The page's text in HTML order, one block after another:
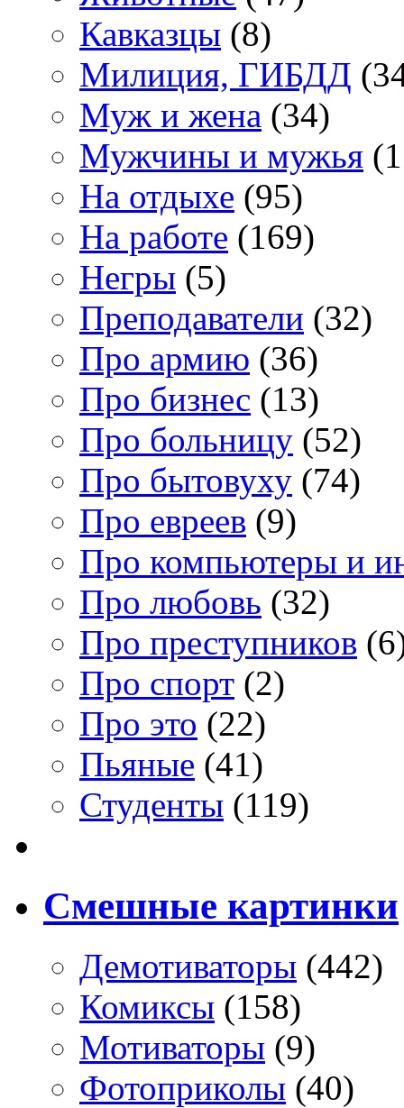
Кавказцы (8)
Милиция, ГИБДД
Муж и жена (34)
Мужчины и мужья
На отдыхе (95)
На работе (169)
Негры (5)
Преподаватели (32)
Про армию (36)
Про бизнес (13)
Про больницу (52)
Про бытовуху (74)
Про евреев (9)
Про компьютеры и
Про любовь (32)
Про преступников
Про спорт (2)
Про это (22)
Пьяные (41)
Студенты (119)
Смешные картинки
Демотиваторы (442)
Комиксы (158)
Мотиваторы (9)
Фотоприколы (40)